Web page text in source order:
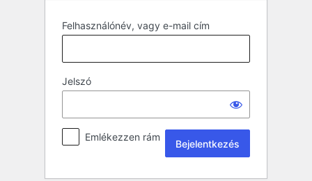
Felhasználónév, vagy e-mail cím
Jelszó
Emlékezzen rám